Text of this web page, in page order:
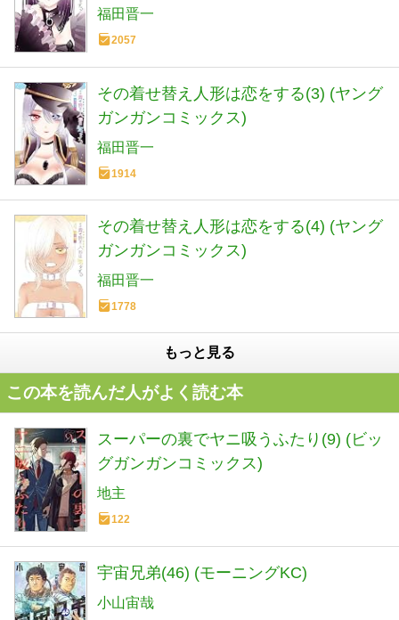
福田晋一
2057
その着せ替え人形は恋をする(3) (ヤング
ガンガンコミックス)
福田晋一
1914
その着せ替え人形は恋をする(4) (ヤング
ガンガンコミックス)
福田晋一
1778
もっと見る
この本を読んだ人がよく読む本
スーパーの裏でヤニ吸うふたり(9) (ビッ
グガンガンコミックス)
地主
122
宇宙兄弟(46) (モーニングKC)
小山宙哉